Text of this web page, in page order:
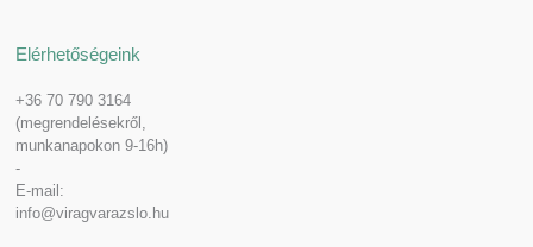
Elérhetőségeink
+36 70 790 3164
(megrendelésekről,
munkanapokon 9-16h)
-
E-mail:
info@viragvarazslo.hu